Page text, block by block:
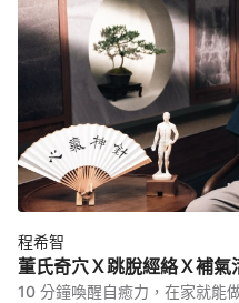
程希智
董氏奇穴Ｘ跳脫經絡Ｘ補氣
10 分鐘喚醒自癒力，在家就能